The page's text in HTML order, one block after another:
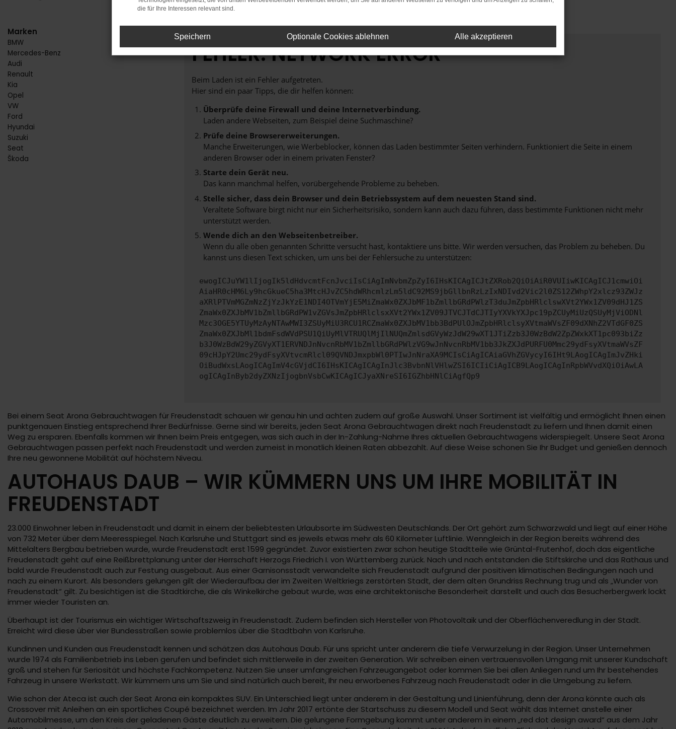
Marken
BMW
Mercedes-Benz
Audi
Renault
Kia
Opel
VW
Ford
Hyundai
Suzuki
Seat
Škoda
FEHLER: NETWORK ERROR
Beim Laden ist ein Fehler aufgetreten.
Hier sind ein paar Tipps, die dir helfen können:
Überprüfe deine Firewall und deine Internetverbindung.
Laden andere Webseiten, zum Beispiel deine Suchmaschine?
Prüfe deine Browsererweiterungen.
Manche Erweiterungen, wie Werbeblocker, können das Laden bestimmter Seiten verhindern. Funktioniert die Seite in einem
anderen Browser oder in einem privaten Fenster?
Starte dein Gerät neu.
Das kann manchmal helfen, vorübergehende Probleme zu beheben.
Stelle sicher, dass dein Browser und dein Betriebssystem auf dem neuesten Stand sind.
Veraltete Software birgt nicht nur ein Sicherheitsrisiko, sondern kann auch dazu führen, dass bestimmte Funktionen nicht mehr
unterstützt werden.
Wende dich an den Webseitenbetreiber.
Wenn du alle oben genannten Schritte versucht hast, kontaktiere uns bitte. Wir werden versuchen, das Problem zu beheben. Du
kannst uns diesen Text schicken, um uns bei der Fehlersuche zu unterstützen:
ewogICJuYW1lIjogIk5ldHdvcmtFcnJvciIsCiAgImNvbmZpZyI6IHsKICAgICJtZXRob2QiOiAiR0VUIiwKICAgICJ1cmwiOi
AiaHR0cHM6Ly9hcGkueC5ha3MtcHJvZC5hdWRhcmlzLm5ldC92MS9jbGllbnRzLzIxNDIvd2Vic2l0ZS12ZWhpY2xlcz93ZWJz
aXRlPTVmMGZmNzZjYzJkYzE1NDI4OTVmYjE5MiZmaWx0ZXJbMF1bZmllbGRdPWlzT3duJmZpbHRlclswXVt2YWx1ZV09dHJ1ZS
ZmaWx0ZXJbMV1bZmllbGRdPW1vZGVsJmZpbHRlclsxXVt2YWx1ZV09JTVCJTdCJTIyYXVkYXJpc19pZCUyMiUzQSUyMjViODNl
Mzc3OGE5YTUyMzAyNTAwMWI3ZSUyMiU3RCU1RCZmaWx0ZXJbMV1bb3BdPUlOJmZpbHRlclsyXVtmaWVsZF09dXNhZ2VTdGF0ZS
ZmaWx0ZXJbMl1bdmFsdWVdPSU1QiUyMlVTRUQlMjIlNUQmZmlsdGVyWzJdW29wXT1JTiZzb3J0WzBdW2ZpZWxkXT1pc093biZz
b3J0WzBdW29yZGVyXT1ERVNDJnNvcnRbMV1bZmllbGRdPWlzVG9wJnNvcnRbMV1bb3JkZXJdPURFU0Mmc29ydFsyXVtmaWVsZF
09cHJpY2Umc29ydFsyXVtvcmRlcl09QVNDJmxpbWl0PTIwJnNraXA9MCIsCiAgICAiaGVhZGVycyI6IHt9LAogICAgImJvZHki
OiBudWxsLAogICAgImV4cGVjdCI6IHsKICAgICAgInJlc3BvbnNlVHlwZSI6ICIiCiAgICB9LAogICAgInRpbWVvdXQiOiAwLA
ogICAgInByb2dyZXNzIjogbnVsbCwKICAgICJyaXNreSI6IGZhbHNlCiAgfQp9
Bei einem Seat Arona Gebrauchtwagen für Freudenstadt schauen wir genau hin und achten zudem auf große Auswahl. Unser Sortiment ist vielfältig und ermöglicht Ihnen einen
punktgenauen Einstieg entsprechend Ihrer Bedürfnisse. Gerne sind wir bereits, jeden Seat Arona Gebrauchtwagen direkt nach Freudenstadt zu liefern und Ihnen damit einen
Weg zu ersparen. Ebenfalls kommen wir Ihnen beim Preis entgegen, was sich auch in der In-Zahlung-Nahme Ihres aktuellen Gebrauchtwagens widerspiegelt. Unsere Seat Arona
Gebrauchtwagen passen perfekt nach Freudenstadt und werden zumeist in monatlich kleinen Raten abbezahlt. Auf diese Weise schonen Sie Ihr Budget und genießen dennoch
Ihre neu gewonnene Mobilität auf höchstem Niveau.
AUTOHAUS DAUB – WIR KÜMMERN UNS UM IHRE MOBILITÄT IN
FREUDENSTADT
23.000 Einwohner leben in Freudenstadt und damit in einem der beliebtesten Urlaubsorte im Südwesten Deutschlands. Der Ort gehört zum Schwarzwald und liegt auf einer Höhe
von 732 Meter über dem Meeresspiegel. Nach Karlsruhe und Stuttgart sind es jeweils etwas mehr als 60 Kilometer Luftlinie. Wenngleich in der Region bereits während des
Mittelalters Bergbau betrieben wurde, wurde Freudenstadt erst 1599 gegründet. Zuvor existierten zwar schon heutige Stadtteile wie Grüntal-Frutenhof, doch das eigentliche
Freudenstadt geht auf eine Reißbrettplanung unter der Herrschaft Herzogs Friedrich I. von Württemberg zurück. Nach und nach entstanden die Stiftskirche und das Rathaus und
bald wurde Freudenstadt auch zur Festung ausgebaut. Aus einer Garnisonsstadt verwandelte sich Freudenstadt aufgrund der positiven klimatischen Bedingungen nach und
nach zu einem Kurort. Als besonders gelungen gilt der Wiederaufbau der im Zweiten Weltkriegs zerstörten Stadt, der dem alten Grundriss Rechnung trug und als „Wunder von
Freudenstadt“ gilt. Zu besichtigen ist die Stadtkirche, die als Winkelkirche gebaut wurde, was eine architektonische Besonderheit darstellt und auch das Besucherbergwerk lockt
immer wieder Touristen an.
Überhaupt ist der Tourismus ein wichtiger Wirtschaftszweig in Freudenstadt. Zudem befinden sich Hersteller von Photovoltaik und der Oberflächenveredlung in der Stadt.
Erreicht wird diese über vier Bundesstraßen sowie problemlos über die Stadtbahn von Karlsruhe.
Kundinnen und Kunden aus Freudenstadt kennen und schätzen das Autohaus Daub. Für uns spricht unter anderem die tiefe Verwurzelung in der Region. Unser Unternehmen
wurde 1974 als Familienbetrieb ins Leben gerufen und befindet sich mittlerweile in der zweiten Generation. Wir schreiben einen vertrauensvollen Umgang mit unserer Kundschaft
groß und stehen für Seriosität und höchste Fachkompetenz. Nutzen Sie unser umfangreichen Fahrzeugangebot oder kommen Sie bei allen Anliegen rund um Ihr bestehendes
Fahrzeug in unsere Werkstatt. Wir kümmern uns um Sie und sind natürlich auch bereit, Ihr neu erworbenes Fahrzeug nach Freudenstadt oder in die Umgebung zu liefern.
Wie schon der Ateca ist auch der Seat Arona ein kompaktes SUV. Ein Unterschied liegt unter anderem in der Gestaltung und Linienführung, denn der Arona könnte auch als
Crossover mit Anleihen an ein sportliches Coupé bezeichnet werden. Im Jahr 2017 ertönte der Startschuss zu diesem Modell und Seat wählt das Internet anstelle einer
Automobilmesse, um den Kreis der geladenen Gäste deutlich zu erweitern. Die gelungene Formgebung kommt unter anderem in einem „red dot design award“ aus dem Jahr
die für Ihre Interessen relevant sind.
Speichern Optionale Cookies ablehnen Alle akzeptieren